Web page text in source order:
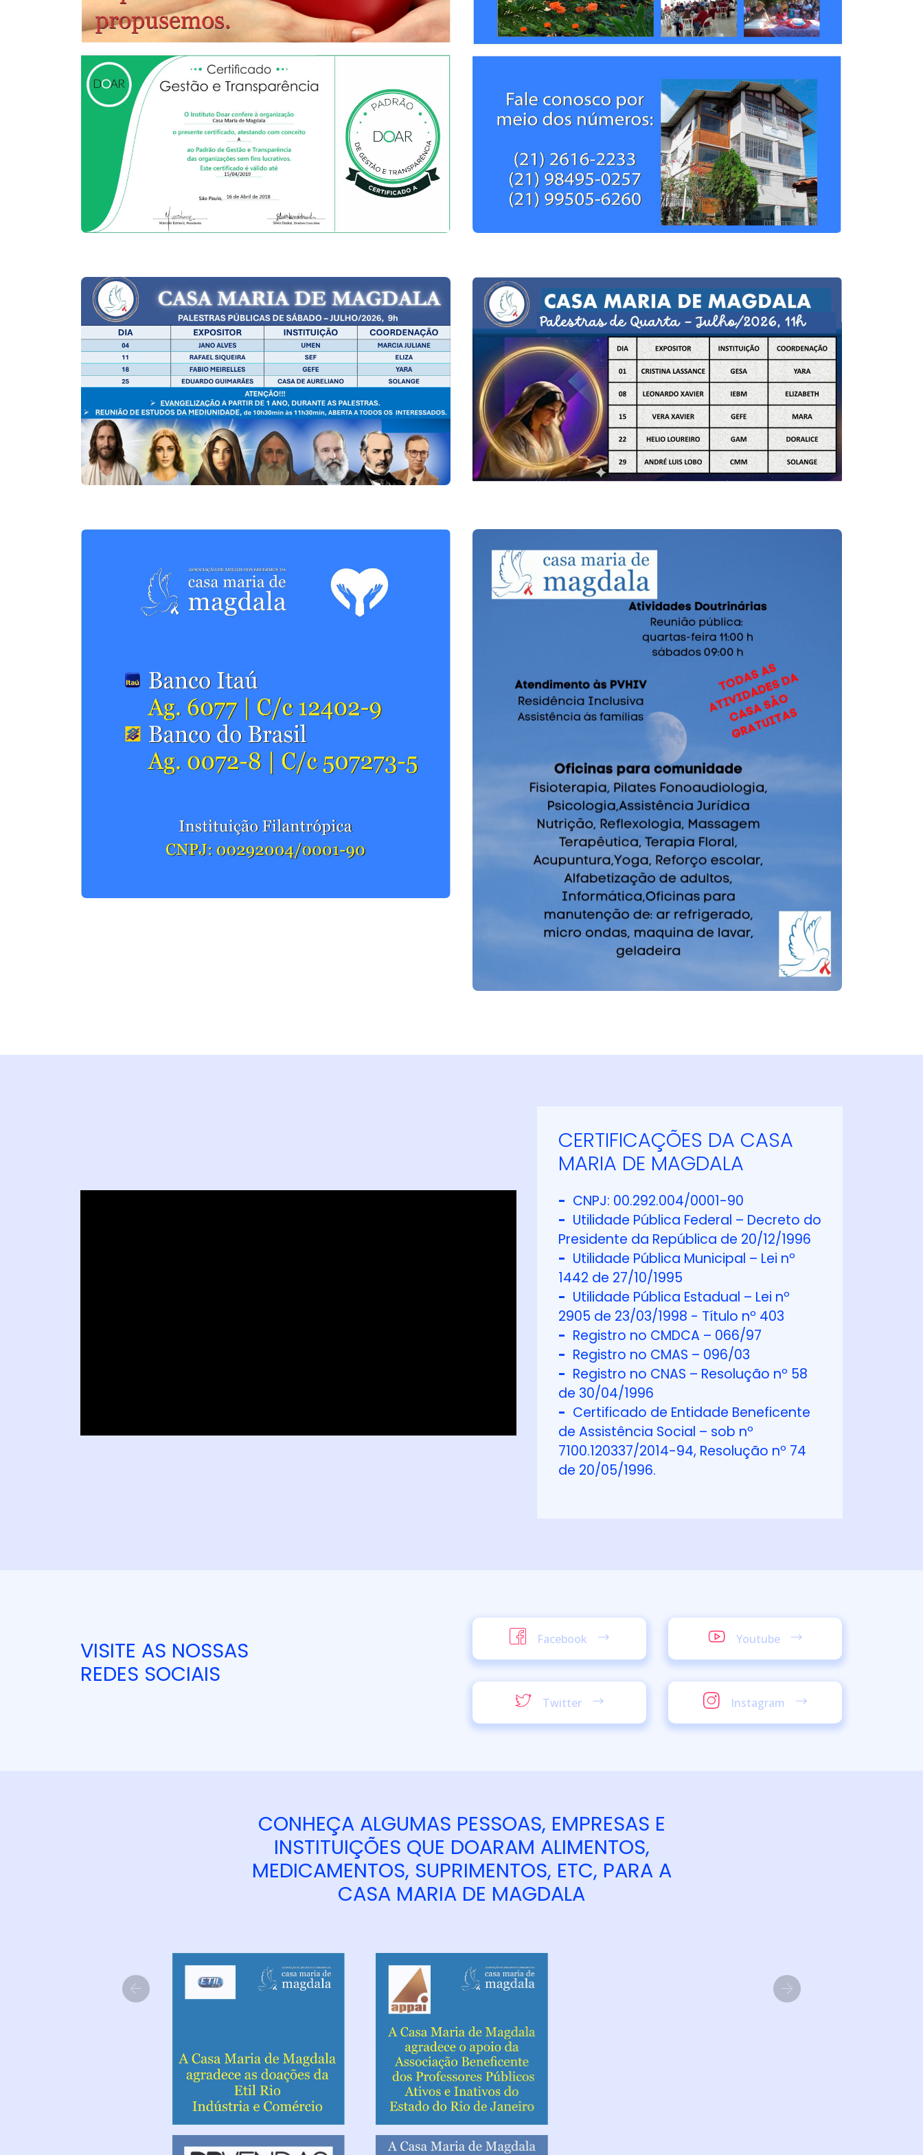
CERTIFICAÇÕES DA CASA
MARIA DE MAGDALA
- CNPJ: 00.292.004/0001-90
- Utilidade Pública Federal – Decreto do
Presidente da República de 20/12/1996
- Utilidade Pública Municipal – Lei nº
1442 de 27/10/1995
- Utilidade Pública Estadual – Lei nº
2905 de 23/03/1998 - Título nº 403
- Registro no CMDCA – 066/97
- Registro no CMAS – 096/03
- Registro no CNAS – Resolução nº 58
de 30/04/1996
- Certificado de Entidade Beneficente
de Assistência Social – sob nº
7100.120337/2014-94, Resolução nº 74
de 20/05/1996.
VISITE AS NOSSAS
REDES SOCIAIS
Facebook Youtube
Twitter Instagram
CONHEÇA ALGUMAS PESSOAS, EMPRESAS E
INSTITUIÇÕES QUE DOARAM ALIMENTOS,
MEDICAMENTOS, SUPRIMENTOS, ETC, PARA A
CASA MARIA DE MAGDALA
Previous Next